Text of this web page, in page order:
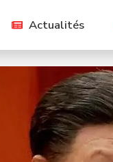
Actualités